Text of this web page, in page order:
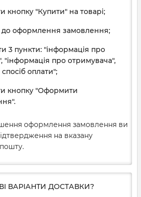
кнопку "Купити" на товарі;
оформлення замовлення;
3 пункти: "інформація про
"інформація про отримувача",
оплати";
кнопку "Оформити
оформлення замовлення ви
на вказану
ВАРІАНТИ ДОСТАВКИ?